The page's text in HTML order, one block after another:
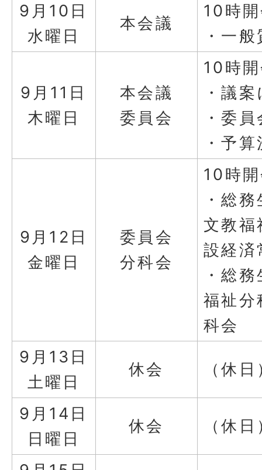
9月10日
水曜日
本会議
10時
・一
9月11日
木曜日
本会議
委員会
10時
・議
・委
・予
9月12日
金曜日
委員会
分科会
10時
・総
文教福
設経済
・総
福祉分
科会
9月13日
土曜日
休会 （休
9月14日
日曜日
休会 （休